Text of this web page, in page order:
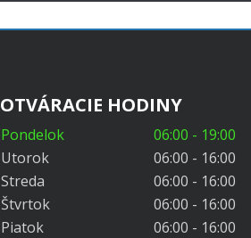
OTVÁRACIE HODINY
Pondelok
06:00 - 19:00
Utorok
06:00 - 16:00
Streda
06:00 - 16:00
Štvrtok
06:00 - 16:00
Piatok
06:00 - 16:00